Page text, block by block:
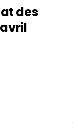
des